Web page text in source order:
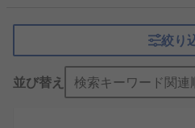
気信号に戻すことで、ネット
を伝えます。データセンター
ネットワーク、工場、監視シ
ど、幅広い用途で使用されてい
絞り
並び替え 検索キーワード関連